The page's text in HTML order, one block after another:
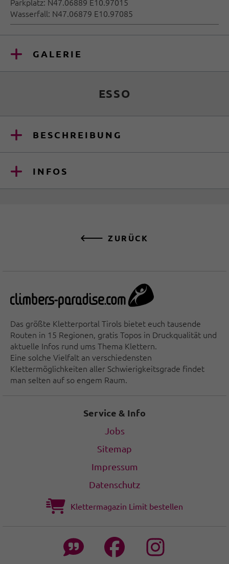
Wasserfall: N47.06879 E10.97085
GALERIE
ESSO
BESCHREIBUNG
INFOS
ZURÜCK
Das größte Kletterportal Tirols bietet euch tausende
Routen in 15 Regionen, gratis Topos in Druckqualität und
aktuelle Infos rund ums Thema Klettern.
Eine solche Vielfalt an verschiedensten
Klettermöglichkeiten aller Schwierigkeitsgrade findet
man selten auf so engem Raum.
Service & Info
Jobs
Sitemap
Impressum
Datenschutz
Klettermagazin Limit bestellen